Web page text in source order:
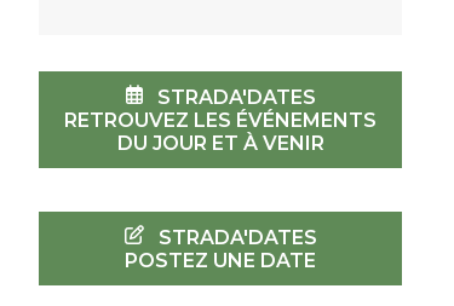
STRADA'DATES
RETROUVEZ LES ÉVÉNEMENTS
DU JOUR ET À VENIR
STRADA'DATES
POSTEZ UNE DATE